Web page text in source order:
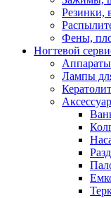
Резинки,
Фены,
Ногтевой
Лампы